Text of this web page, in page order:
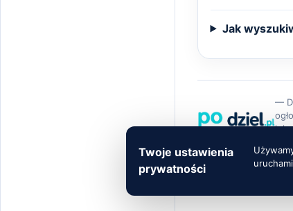
Jak
—
Twoje ustawienia
prywatności